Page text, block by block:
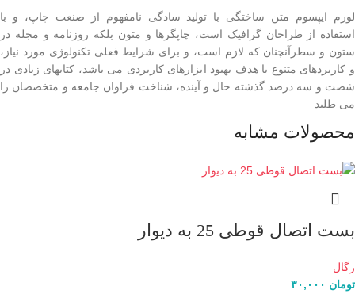
لورم ایپسوم متن ساختگی با تولید سادگی نامفهوم از صنعت چاپ، و با
استفاده از طراحان گرافیک است، چاپگرها و متون بلکه روزنامه و مجله در
ستون و سطرآنچنان که لازم است، و برای شرایط فعلی تکنولوژی مورد نیاز،
و کاربردهای متنوع با هدف بهبود ابزارهای کاربردی می باشد، کتابهای زیادی در
شصت و سه درصد گذشته حال و آینده، شناخت فراوان جامعه و متخصصان را
می طلبد
محصولات مشابه
بست اتصال قوطی 25 به دیوار
رگال
تومان